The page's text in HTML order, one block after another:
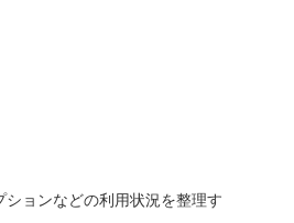
ョンなどの利用状況を整理す